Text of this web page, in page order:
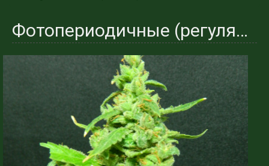
Фотопериодичные (регулярные) семена каннабиса. Bad Azz Kush (ТГК 24%)